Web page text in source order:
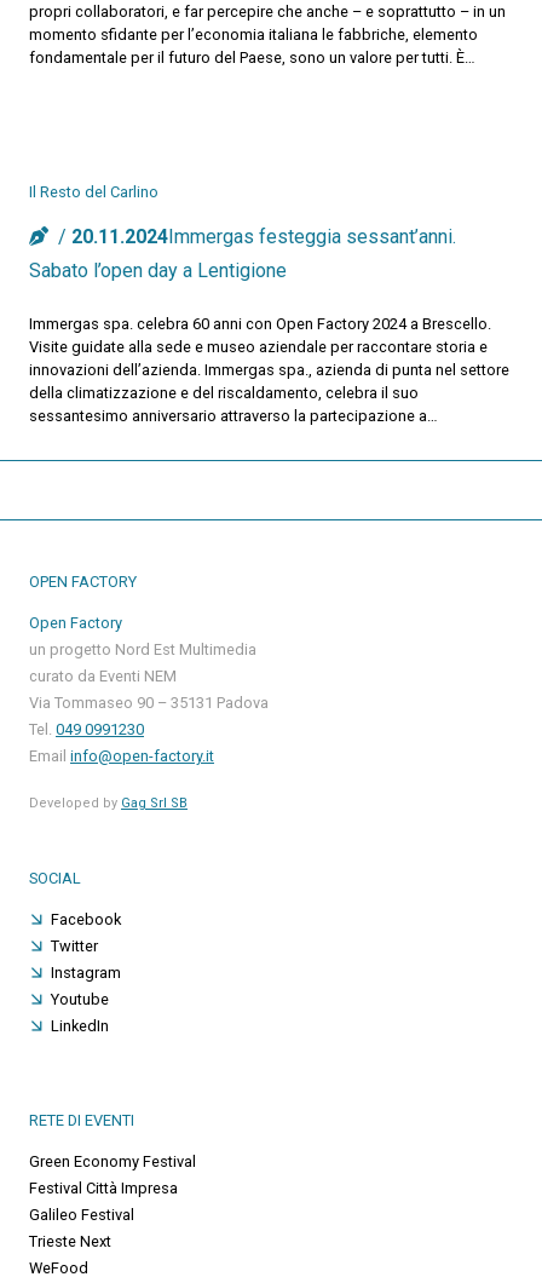
propri collaboratori, e far percepire che anche – e soprattutto – in un
momento sfidante per l’economia italiana le fabbriche, elemento
fondamentale per il futuro del Paese, sono un valore per tutti. È…
Il Resto del Carlino
20.11.2024Immergas festeggia sessant’anni.
Sabato l’open day a Lentigione
Immergas spa. celebra 60 anni con Open Factory 2024 a Brescello.
Visite guidate alla sede e museo aziendale per raccontare storia e
innovazioni dell’azienda. Immergas spa., azienda di punta nel settore
della climatizzazione e del riscaldamento, celebra il suo
sessantesimo anniversario attraverso la partecipazione a…
OPEN FACTORY
Open Factory
un progetto Nord Est Multimedia
curato da Eventi NEM
Via Tommaseo 90 – 35131 Padova
Tel. 049 0991230
Email info@open-factory.it
Developed by Gag Srl SB
SOCIAL
Facebook
Twitter
Instagram
Youtube
LinkedIn
RETE DI EVENTI
Green Economy Festival
Festival Città Impresa
Galileo Festival
Trieste Next
WeFood